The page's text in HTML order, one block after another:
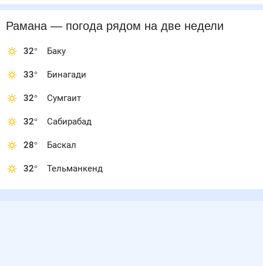
Рамана— погода рядомна две недели
32° Баку
33° Бинагади
32° Сумгаит
32° Сабирабад
28° Баскал
32° Тельманкенд